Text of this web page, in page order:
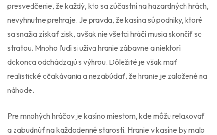
presvedčenie, že každý, kto sa zúčastní na hazardných hrách,
nevyhnutne prehraje. Je pravda, že kasína sú podniky, ktoré
sa snažia získať zisk, avšak nie všetci hráči musia skončiť so
stratou. Mnoho ľudí si užíva hranie zábavne a niektorí
dokonca odchádzajú s výhrou. Dôležité je však mať
realistické očakávania a nezabúdať, že hranie je založené na
náhode.
Pre mnohých hráčov je kasíno miestom, kde môžu relaxovať
a zabudnúť na každodenné starosti. Hranie v kasíne by malo